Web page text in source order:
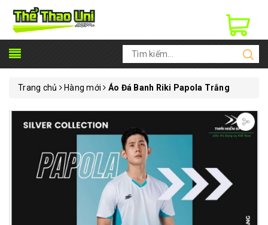
Trang chủ Hàng mới Áo Đá Banh Riki Papola Trắng